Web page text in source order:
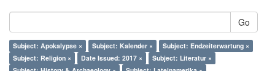
Go
Subject: Apokalypse × Subject: Kalender ×
Subject: Endzeiterwartung ×
Subject: Religion ×
Date Issued: 2017 ×
Subject: Literatur ×